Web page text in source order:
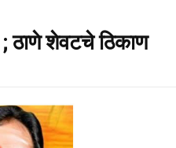
; ठाणे शेवटचे ठिकाण